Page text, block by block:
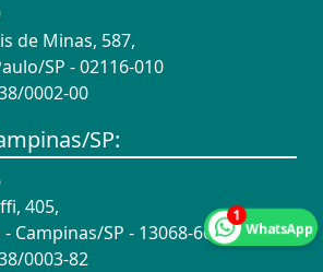
1
WhatsApp
de Minas, 587,
SP - 02116-010
0002-00
SP:
405,
Campinas/SP - 13068-601
0003-82